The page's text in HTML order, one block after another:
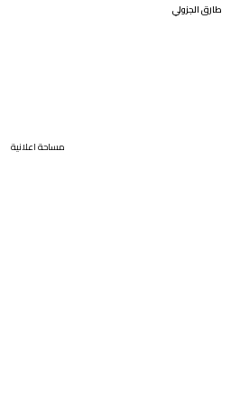
طارق الجزولي
مساحة اعلانية